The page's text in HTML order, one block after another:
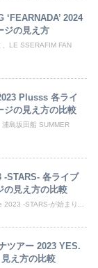
2024
ジの見え方
LE SSERAFIM FAN
Plusss 各ライ
ジの見え方の比較
島坂田船 SUMMER
-STARS- 各ライブ
の見え方の比較
-STARS-が始まり...
ツアー 2023 YES.
え方の比較